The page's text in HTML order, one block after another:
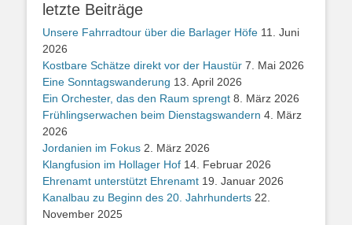
letzte Beiträge
Unsere Fahrradtour über die Barlager Höfe 11. Juni
2026
Kostbare Schätze direkt vor der Haustür 7. Mai 2026
Eine Sonntagswanderung 13. April 2026
Ein Orchester, das den Raum sprengt 8. März 2026
Frühlingserwachen beim Dienstagswandern 4. März
2026
Jordanien im Fokus 2. März 2026
Klangfusion im Hollager Hof 14. Februar 2026
Ehrenamt unterstützt Ehrenamt 19. Januar 2026
Kanalbau zu Beginn des 20. Jahrhunderts 22.
November 2025